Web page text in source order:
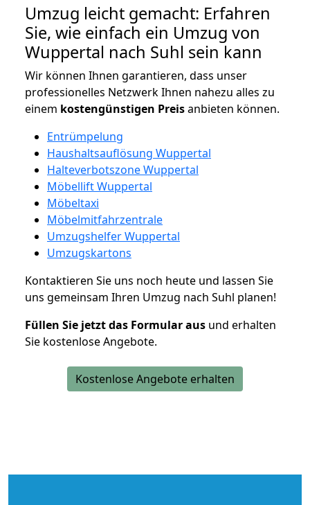
Umzug leicht gemacht: Erfahren
Sie, wie einfach ein Umzug von
Wuppertal nach Suhl sein kann
Wir können Ihnen garantieren, dass unser
professionelles Netzwerk Ihnen nahezu alles zu
einem kostengünstigen Preisanbieten können.
Entrümpelung
Haushaltsauflösung Wuppertal
Halteverbotszone Wuppertal
Möbellift Wuppertal
Möbeltaxi
Möbelmitfahrzentrale
Umzugshelfer Wuppertal
Umzugskartons
Kontaktieren Sie uns noch heute und lassen Sie
uns gemeinsam Ihren Umzug nach Suhl planen!
Füllen Sie jetzt das Formular aus und erhalten
Sie kostenlose Angebote.
Kostenlose Angebote erhalten